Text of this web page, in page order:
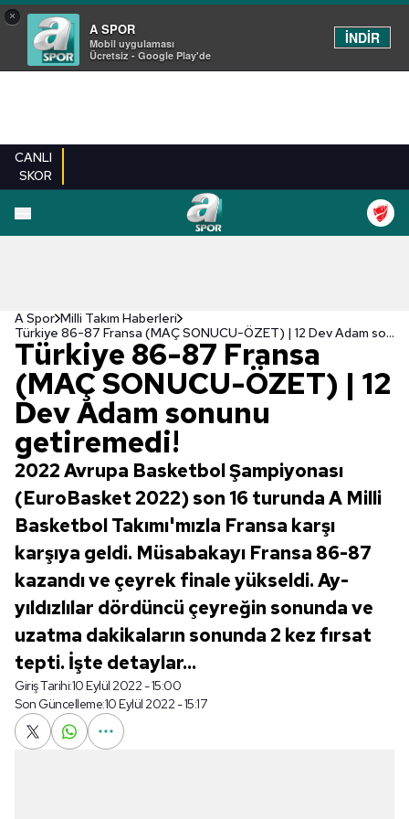
×
A SPOR
Mobil uygulaması
Ücretsiz - Google Play'de
İNDİR
CANLI
SKOR
A Spor Milli Takım Haberleri
Türkiye 86-87 Fransa (MAÇ SONUCU-ÖZET) | 12 Dev Adam sonunu getiremedi!
Türkiye 86-87 Fransa
(MAÇ SONUCU-ÖZET) | 12
Dev Adam sonunu
getiremedi!
2022 Avrupa Basketbol Şampiyonası
(EuroBasket 2022) son 16 turunda A Milli
Basketbol Takımı'mızla Fransa karşı
karşıya geldi. Müsabakayı Fransa 86-87
kazandı ve çeyrek finale yükseldi. Ay-
yıldızlılar dördüncü çeyreğin sonunda ve
uzatma dakikaların sonunda 2 kez fırsat
tepti. İşte detaylar...
Giriş Tarihi:10 Eylül 2022 - 15:00
Son Güncelleme:10 Eylül 2022 - 15:17